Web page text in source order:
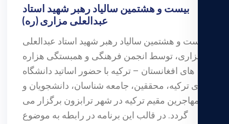
بیست و هشتمین سالیاد رهبر شهید استاد
عبدالعلی مزاری (ره)
بیست و هشتمین سالیاد رهبر شهید استاد عبدالعلی
مزاری، توسط انجمن فرهنگی و همبستگی هزاره
های افغانستان – ترکیه با حضور اساتید دانشگاه
های ترکیه، محققین، جامعه شناسان، دانشجویان و
مهاجرین مقیم ترکیه در شهر ترابزون برگزار می
گردد. در قالب این برنامه در رابطه به موضوع